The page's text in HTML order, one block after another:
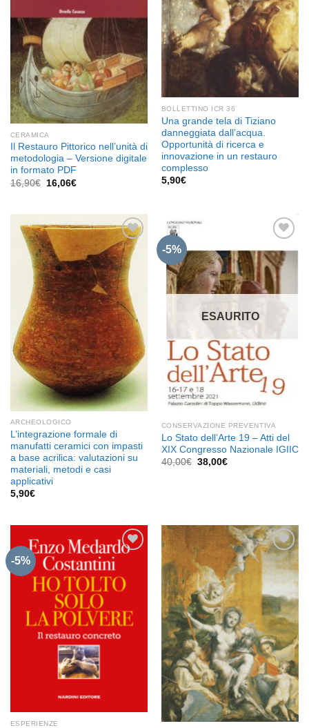
CERAMICA
Il Restauro Pittorico nell’unità di
metodologia – Versione digitale
in formato PDF
16,90€
Il
16,06€Il
BOLLETTINO ICR 36
Una grande tela di Tiziano
danneggiata dall’acqua.
Opportunità di ricerca e
innovazione in un restauro
complesso
5,90€
Aggiungi
alla lista
dei
desideri
ARCHEOLOGICO
L’integrazione formale di
manufatti ceramici con impasti
a base acrilica: valutazioni su
materiali, metodi e casi
applicativi
5,90€
-5%
Aggiungi
alla lista
dei
ESAURITO
CONSERVAZIONE PREVENTIVA
Lo Stato dell’Arte 19 – Atti del
XIX Congresso Nazionale IGIIC
40,00€ Il
38,00€Il
-5%
Aggiungi
alla lista
desideri
ESPERIENZE
Aggiungi
alla lista
dei
desideri